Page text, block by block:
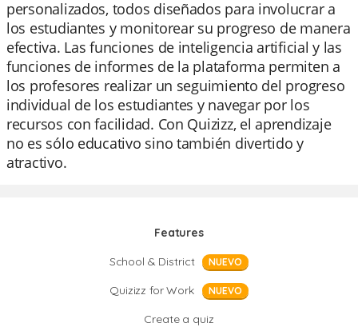
personalizados, todos diseñados para involucrar a
los estudiantes y monitorear su progreso de manera
efectiva. Las funciones de inteligencia artificial y las
funciones de informes de la plataforma permiten a
los profesores realizar un seguimiento del progreso
individual de los estudiantes y navegar por los
recursos con facilidad. Con Quizizz, el aprendizaje
no es sólo educativo sino también divertido y
atractivo.
Features
School & District
NUEVO
Quizizz for Work NUEVO
Create a quiz